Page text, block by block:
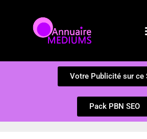
Votre Publicité sur ce
Pack PBN SEO